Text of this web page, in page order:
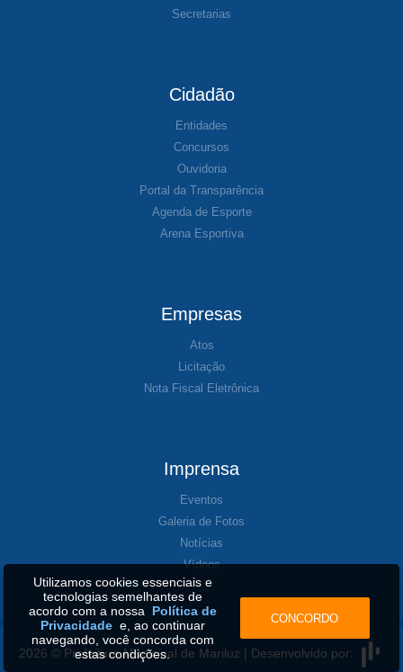
Secretarias
Cidadão
Entidades
Concursos
Ouvidoria
Portal da Transparência
Agenda de Esporte
Arena Esportiva
Empresas
Atos
Licitação
Nota Fiscal Eletrônica
Imprensa
Eventos
Galeria de Fotos
Notícias
Vídeos
2026 © Prefeitura Municipal de Mariluz | Desenvolvido por:
Utilizamos cookies essenciais e
tecnologias semelhantes de
acordo com a nossa Política de
Privacidadee, ao continuar
navegando, você concorda com
estas condições.
CONCORDO